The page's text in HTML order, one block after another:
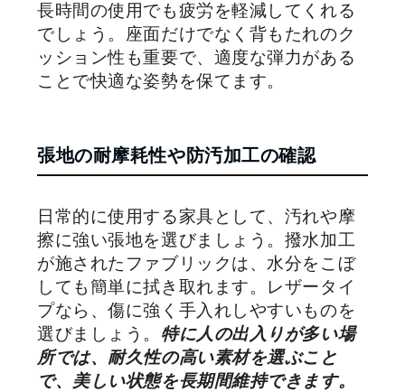
長時間の使用でも疲労を軽減してくれる
でしょう。座面だけでなく背もたれのク
ッション性も重要で、適度な弾力がある
ことで快適な姿勢を保てます。
張地の耐摩耗性や防汚加工の確認
日常的に使用する家具として、汚れや摩
擦に強い張地を選びましょう。撥水加工
が施されたファブリックは、水分をこぼ
しても簡単に拭き取れます。レザータイ
プなら、傷に強く手入れしやすいものを
選びましょう。 特に人の出入りが多い場
所では、耐久性の高い素材を選ぶこと
で、美しい状態を長期間維持できます。